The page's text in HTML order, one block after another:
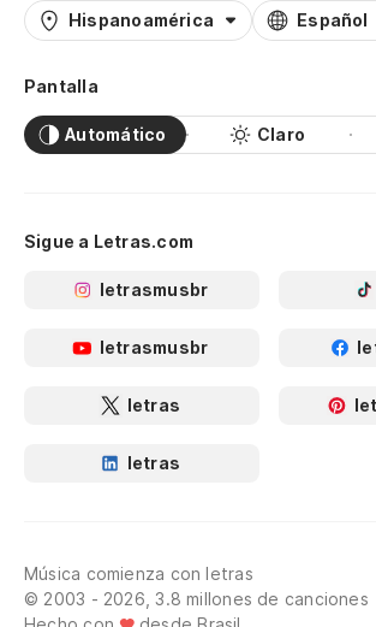
Hispanoamérica Español
Pantalla
Automático Claro
Sigue a Letras.com
letrasmusbr
letrasmusbr
letras
letras
Música comienza con letras
© 2003 - 2026, 3.8 millones de canciones